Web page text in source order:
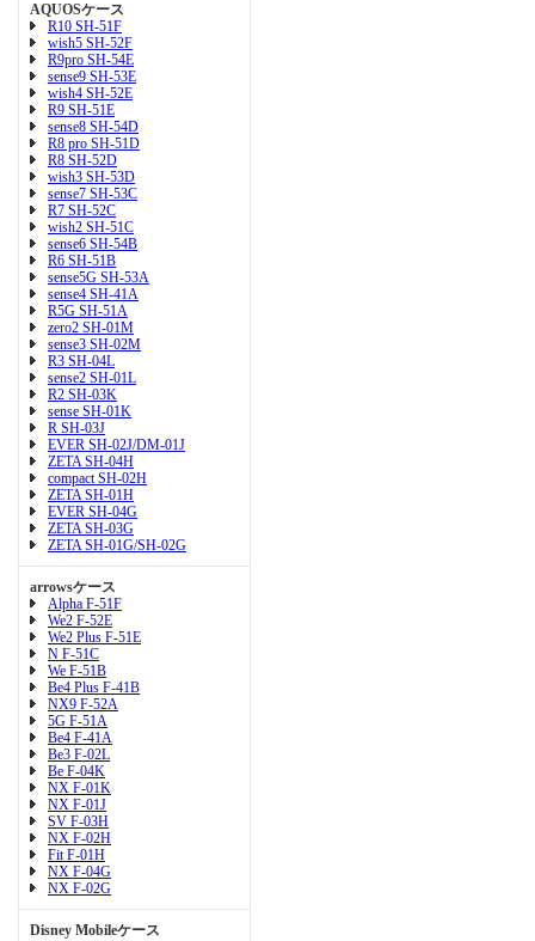
AQUOSケース
R10 SH-51F
wish5 SH-52F
R9pro SH-54E
sense9 SH-53E
wish4 SH-52E
R9 SH-51E
sense8 SH-54D
R8 pro SH-51D
R8 SH-52D
wish3 SH-53D
sense7 SH-53C
R7 SH-52C
wish2 SH-51C
sense6 SH-54B
R6 SH-51B
sense5G SH-53A
sense4 SH-41A
R5G SH-51A
zero2 SH-01M
sense3 SH-02M
R3 SH-04L
sense2 SH-01L
R2 SH-03K
sense SH-01K
R SH-03J
EVER SH-02J/DM-01J
ZETA SH-04H
compact SH-02H
ZETA SH-01H
EVER SH-04G
ZETA SH-03G
ZETA SH-01G/SH-02G
arrowsケース
Alpha F-51F
We2 F-52E
We2 Plus F-51E
N F-51C
We F-51B
Be4 Plus F-41B
NX9 F-52A
5G F-51A
Be4 F-41A
Be3 F-02L
Be F-04K
NX F-01K
NX F-01J
SV F-03H
NX F-02H
Fit F-01H
NX F-04G
NX F-02G
Disney Mobileケース